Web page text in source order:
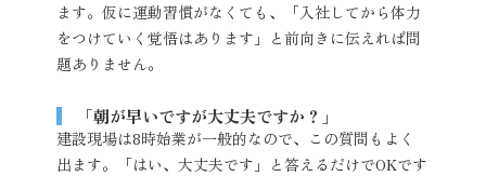
ます。仮に運動習慣がなくても、「入社してから体力
をつけていく覚悟はあります」と前向きに伝えれば問
題ありません。
「朝が早いですが大丈夫ですか？」
建設現場は8時始業が一般的なので、この質問もよく
出ます。「はい、大丈夫です」と答えるだけでOKです